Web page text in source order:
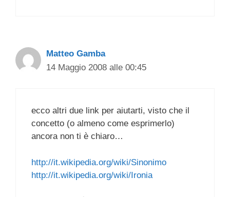
Matteo Gamba
14 Maggio 2008 alle 00:45
ecco altri due link per aiutarti, visto che il
concetto (o almeno come esprimerlo)
ancora non ti è chiaro…
http://it.wikipedia.org/wiki/Sinonimo
http://it.wikipedia.org/wiki/Ironia